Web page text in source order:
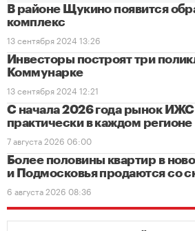
В районе Щукино появится
комплекс
13 сентября 2024 13:26
Инвесторы построят три
Коммунарке
13 сентября 2024 12:21
С начала 2026 года рынок
практически в каждом регионе
7 августа 2026 06:00
Более половины квартир в
и Подмосковья продаются со
6 августа 2026 08:36